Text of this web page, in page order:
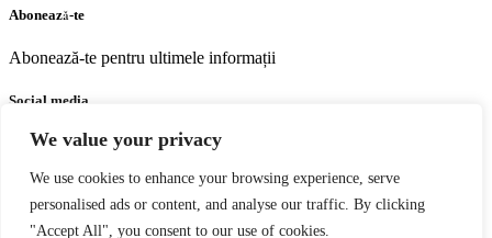
We value your privacy
We use cookies to enhance your browsing experience, serve
personalised ads or content, and analyse our traffic. By clicking
"Accept All", you consent to our use of cookies.
Abonează-te
Abonează-te pentru ultimele informații
Social media
FacebookYoutubeInstagram